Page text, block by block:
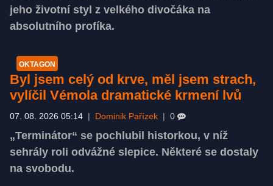
jeho životní styl z velkého divočáka na
absolutního profíka.
OKTAGON
Byl jsem celý od krve, měl jsem strach,
vylíčil Vémola dramatické krmení lvů
07. 08. 2026 05:14 Dominik Pařízek 0
„Terminátor“ se pochlubil historkou, v níž
sehrály roli odvážné slepice. Některé se dostaly
na svobodu.